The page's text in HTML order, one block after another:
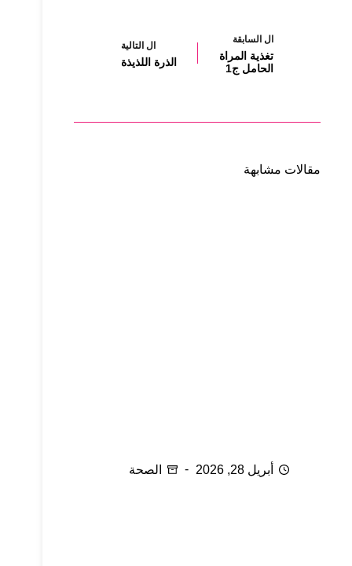
ال السابقة
تغذية المراة
الحامل ج1
ال التالية
الذرة اللذيذة
مقالات مشابهة
أبريل 28, 2026
الصحة